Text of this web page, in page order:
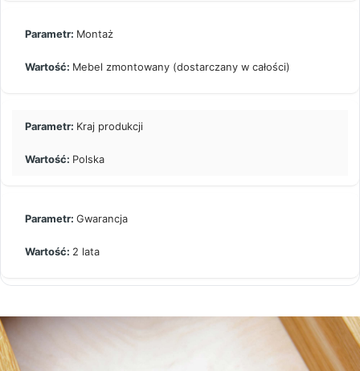
Montaż
Mebel zmontowany (dostarczany w całości)
Kraj produkcji
Polska
Gwarancja
2 lata